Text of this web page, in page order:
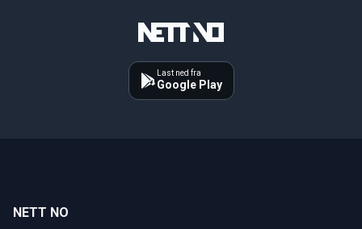
Last ned fra
Google Play
NETT NO